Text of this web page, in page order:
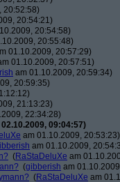
20:52:58)
20:54:21)
20:54:58)
20:55:48)
01.10.2009, 20:57:29)
01.10.2009, 20:57:51)
am 01.10.2009, 20:59:34)
20:59:35)
21:13:23)
22:34:28)
09:04:57)
am 01.10.2009, 20:53:23)
am 01.10.2009,
(RaStaDeluXe am
(gibberish am
(RaStaDeluXe am